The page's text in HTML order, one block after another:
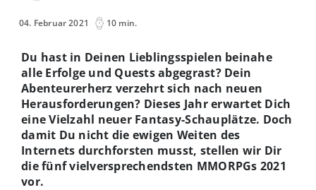
04. Februar 2021 10 min.
Du hast in Deinen Lieblingsspielen beinahe
alle Erfolge und Quests abgegrast? Dein
Abenteurerherz verzehrt sich nach neuen
Herausforderungen? Dieses Jahr erwartet Dich
eine Vielzahl neuer Fantasy-Schauplätze. Doch
damit Du nicht die ewigen Weiten des
Internets durchforsten musst, stellen wir Dir
die fünf vielversprechendsten MMORPGs 2021
vor.